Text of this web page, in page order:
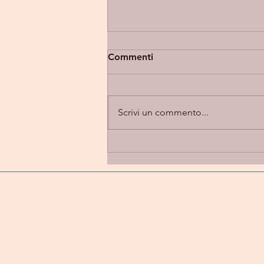
introspezione e alternative
rock in una dimensione
Commenti
Scrivi un commento...